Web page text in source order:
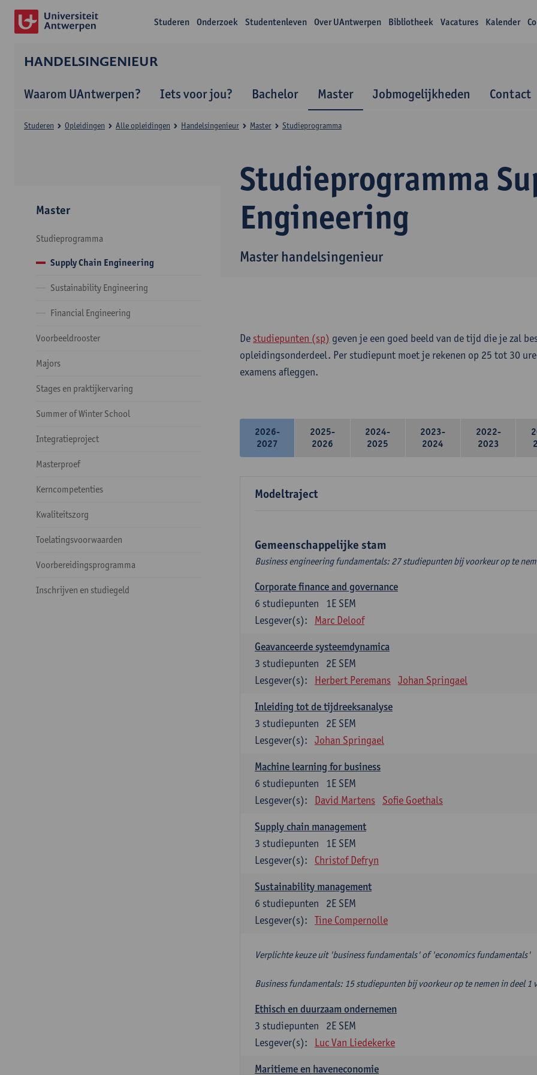
Studeren Onderzoek Studentenleven Over UAntwerpen Bibliotheek Vacatures Kalender
HANDELSINGENIEUR
Waarom UAntwerpen? Iets voor jou? Bachelor Master Jobmogelijkheden Contact
Studieprogramma
Engineering
Master handelsingenieur
Studeren Opleidingen Alle opleidingen Handelsingenieur Master Studieprogramma
Master
Studieprogramma
Supply Chain Engineering
Sustainability Engineering
Financial Engineering
Voorbeeldrooster
Majors
Stages en praktijkervaring
Summer of Winter School
Integratieproject
Masterproef
Kerncompetenties
Kwaliteitszorg
Toelatingsvoorwaarden
Voorbereidingsprogramma
Inschrijven en studiegeld
De studiepunten (sp) geven je een goed beeld van de tijd die je zal
opleidingsonderdeel. Per studiepunt moet je rekenen op 25 tot 30
examens afleggen.
2026-
2027
2025-
2026
2024-
2025
2023-
2024
2022-
2023
Modeltraject
Gemeenschappelijke stam
Business engineering fundamentals: 27 studiepunten bij voorkeur op te
Corporate finance and governance
1E SEM
6 studiepunten
Lesgever(s):
Marc Deloof
Geavanceerde systeemdynamica
2E SEM
3 studiepunten
Lesgever(s):
Herbert Peremans Johan Springael
Inleiding tot de tijdreeksanalyse
2E SEM
3 studiepunten
Lesgever(s):
Johan Springael
Machine learning for business
1E SEM
6 studiepunten
Lesgever(s):
David Martens Sofie Goethals
Supply chain management
1E SEM
3 studiepunten
Lesgever(s):
Christof Defryn
Sustainability management
2E SEM
6 studiepunten
Lesgever(s):
Tine Compernolle
Verplichte keuze uit 'business fundamentals' of 'economics fundamentals'
Business fundamentals: 15 studiepunten bij voorkeur op te nemen in deel 1
Ethisch en duurzaam ondernemen
2E SEM
3 studiepunten
Lesgever(s):
Luc Van Liedekerke
Maritieme en haveneconomie